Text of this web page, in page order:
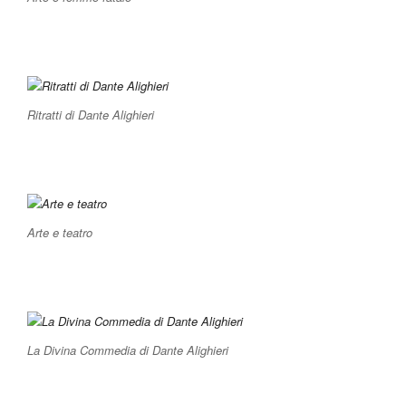
Ritratti di Dante Alighieri
Arte e teatro
La Divina Commedia di Dante Alighieri